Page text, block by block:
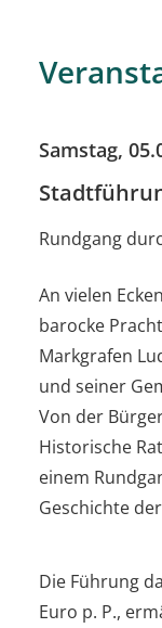
Samstag,
Rundgang
An vielen
barocke
Markgrafen
und seiner
Von der
Historische
einem
Geschichte
Die Führung
Euro p. P.,